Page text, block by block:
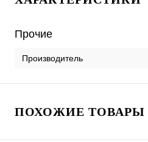
Прочие
Производитель
ПОХОЖИЕ ТОВАРЫ